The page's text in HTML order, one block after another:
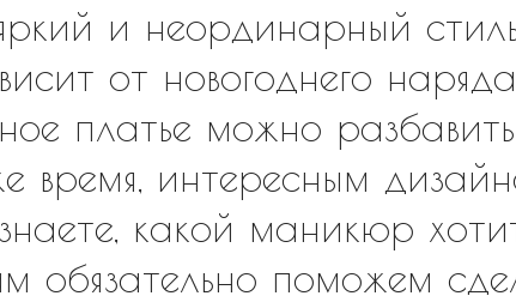
и неординарный
от новогоднего
платье можно
время, интересным
какой маникюр
обязательно поможем